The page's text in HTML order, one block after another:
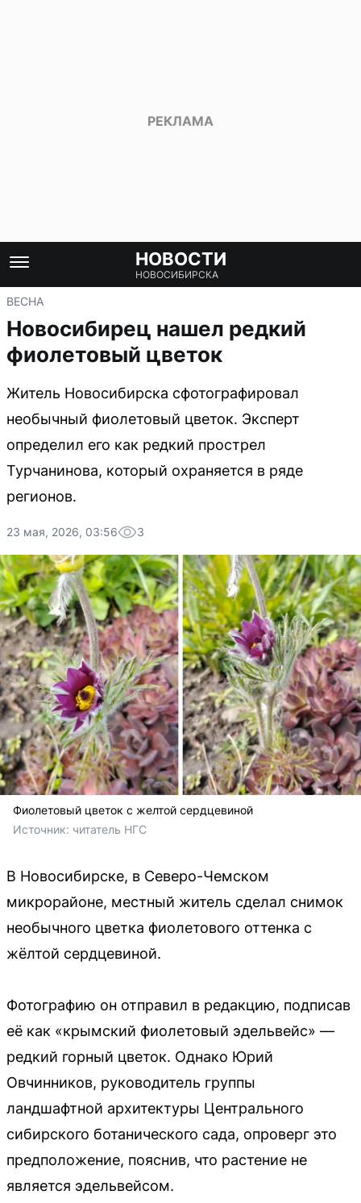
НОВОСТИ
НОВОСИБИРСКА
ВЕСНА
Новосибирец нашел редкий
фиолетовый цветок
Житель Новосибирска сфотографировал
необычный фиолетовый цветок. Эксперт
определил его как редкий прострел
Турчанинова, который охраняется в ряде
регионов.
23 мая, 2026, 03:56 3
Фиолетовый цветок с желтой сердцевиной
Источник: читатель НГС
В Новосибирске, в Северо-Чемском
микрорайоне, местный житель сделал снимок
необычного цветка фиолетового оттенка с
жёлтой сердцевиной.
Фотографию он отправил в редакцию, подписав
её как «крымский фиолетовый эдельвейс» —
редкий горный цветок. Однако Юрий
Овчинников, руководитель группы
ландшафтной архитектуры Центрального
сибирского ботанического сада, опроверг это
предположение, пояснив, что растение не
является эдельвейсом.